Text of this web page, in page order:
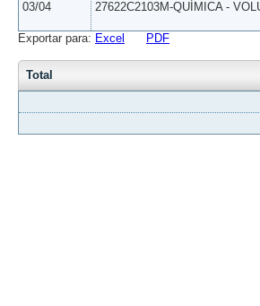
03/04 27622C2103M-QUÍMICA -
Exportar para: Excel PDF
Total